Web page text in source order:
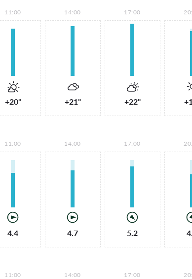
11:00
+20°
14:00
+21°
17:00
+22°
11:00
4.4
14:00
4.7
17:00
5.2
11:00 14:00 17:00